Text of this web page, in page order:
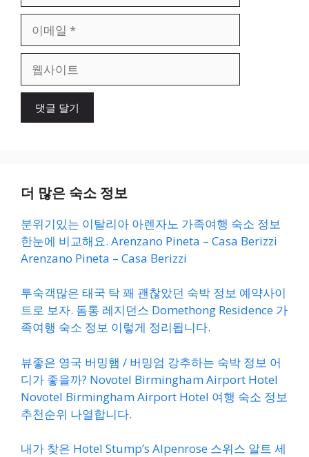
일
이
더 많은 숙소 정보
분위기있는 이탈리아 아렌자노 가족여행 숙소 정보
한눈에 비교해요. Arenzano Pineta – Casa Berizzi
Arenzano Pineta – Casa Berizzi
투숙객많은 태국 탁 꽤 괜찮았던 숙박 정보 예약사이
트로 보자. 돔통 레지던스 Domethong Residence 가
족여행 숙소 정보 이렇게 정리됩니다.
뷰좋은 영국 버밍햄 / 버밍엄 강추하는 숙박 정보 어
디가 좋을까? Novotel Birmingham Airport Hotel
Novotel Birmingham Airport Hotel 여행 숙소 정보
추천순위 나열합니다.
내가 찾은 Hotel Stump’s Alpenrose 스위스 알트 세